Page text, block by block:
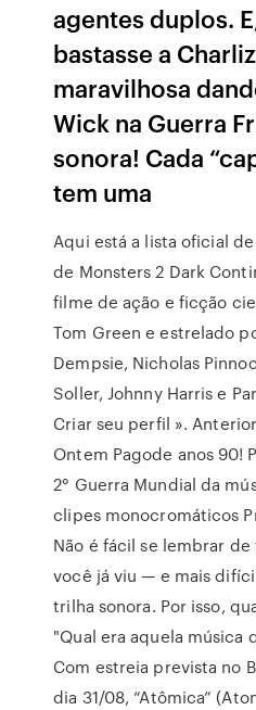
agentes duplos.
bastasse a
maravilhosa
Wick na Guerra
sonora! Cada
tem uma
Aqui está a lista oficial
de Monsters 2 Dark
filme de ação e ficção
Tom Green e estrelado
Dempsie, Nicholas
Soller, Johnny Harris e
Criar seu perfil ».
Ontem Pagode anos 90!
2° Guerra Mundial da
clipes monocromáticos
Não é fácil se lembrar
você já viu — e mais
trilha sonora. Por isso,
"Qual era aquela música
Com estreia prevista no
dia 31/08, “Atômica”